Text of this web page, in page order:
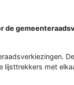
de
met